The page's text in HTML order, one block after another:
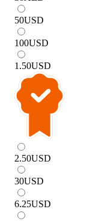
50USD
100USD
1.50USD
2.50USD
30USD
6.25USD